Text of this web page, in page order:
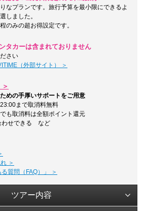
なプランです。旅行予算を最小限にできるよ
しました。
のみの超お得設定です。
タカーは含まれておりません
さい
（外部サイト） ＞
めの手厚いサポートをご用意
まで取消料無料
も取消料は全額ポイント還元
わせできる など
＞
質問（FAQ）」 ＞
ツアー内容